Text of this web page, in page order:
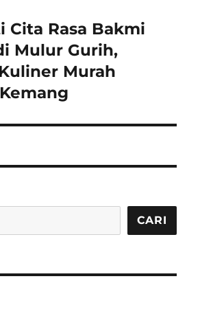
Cita Rasa Bakmi
Mulur Gurih,
Murah
CARI